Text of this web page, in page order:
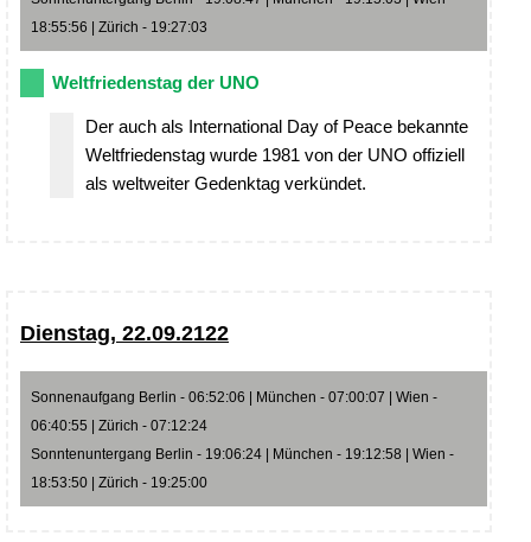
18:55:56 | Zürich - 19:27:03
Weltfriedenstag der UNO
Der auch als International Day of Peace bekannte
Weltfriedenstag wurde 1981 von der UNO offiziell
als weltweiter Gedenktag verkündet.
Dienstag, 22.09.2122
Sonnenaufgang Berlin - 06:52:06 | München - 07:00:07 | Wien -
06:40:55 | Zürich - 07:12:24
Sonntenuntergang Berlin - 19:06:24 | München - 19:12:58 | Wien -
18:53:50 | Zürich - 19:25:00